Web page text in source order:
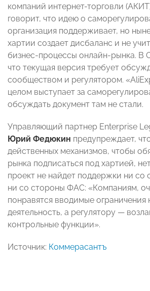
компаний интернет-торговли
говорит, что идею о
организация поддерживает, но
хартии создает дисбаланс и не
бизнес-процессы онлайн-рынка. В
что текущая версия требует
сообществом и регулятором.
целом выступает за
обсуждать документ там не стали.
Управляющий партнер Enterprise
Юрий Федюкин предупреждает,
действенных механизмов, чтобы
рынка подписаться под хартией,
проект не найдет поддержки ни со
ни со стороны ФАС: «Компаниям,
понравятся вводимые ограничения
деятельность, а регулятору —
контрольные функции».
Источник: Коммерасантъ